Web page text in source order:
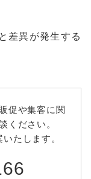
差異が発生する
促や集客に関
ください。
たします。